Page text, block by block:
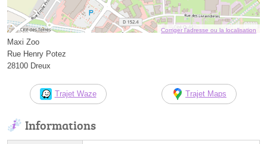
Corriger l’adresse ou la localisation
Maxi Zoo
Rue Henry Potez
28100 Dreux
Trajet Waze Trajet Maps
Informations